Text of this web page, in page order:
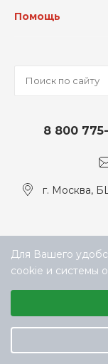
Помощь
8 800
г. Москва,
Для Вашего
cookie и системы